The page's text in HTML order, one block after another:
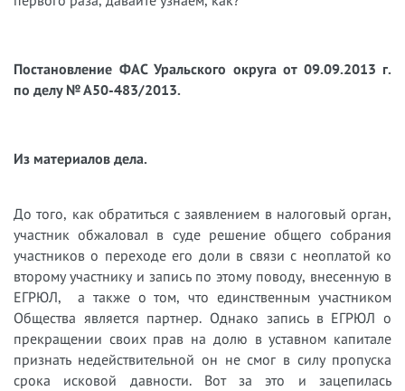
Постановление ФАС Уральского округа от 09.09.2013 г.
по делу № А50-483/2013.
Из материалов дела.
До того, как обратиться с заявлением в налоговый орган,
участник обжаловал в суде решение общего собрания
участников о переходе его доли в связи с неоплатой ко
второму участнику и запись по этому поводу, внесенную в
ЕГРЮЛ, а также о том, что единственным участником
Общества является партнер. Однако запись в ЕГРЮЛ о
прекращении своих прав на долю в уставном капитале
признать недействительной он не смог в силу пропуска
срока исковой давности. Вот за это и зацепилась